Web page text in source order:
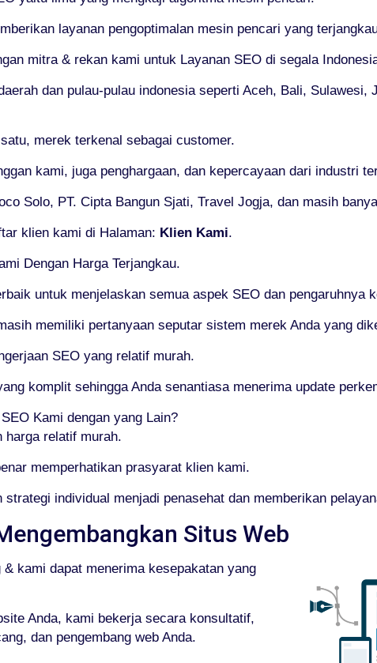
layanan pengoptimalan mesin pencari yang
mitra & rekan kami untuk Layanan SEO di segala
dan pulau-pulau indonesia seperti Aceh, Bali, Sulawesi,
merek terkenal sebagai customer.
kami, juga penghargaan, dan kepercayaan dari industri
Solo, PT. Cipta Bangun Sjati, Travel Jogja, dan masih
klien kami di Halaman: Klien Kami.
Dengan Harga Terjangkau.
untuk menjelaskan semua aspek SEO dan pengaruhnya
memiliki pertanyaan seputar sistem merek Anda yang
SEO yang relatif murah.
komplit sehingga Anda senantiasa menerima update
Kami dengan yang Lain?
harga relatif murah.
memperhatikan prasyarat klien kami.
individual menjadi penasehat dan memberikan
Situs Web
kami dapat menerima kesepakatan yang
Anda, kami bekerja secara konsultatif,
dan pengembang web Anda.